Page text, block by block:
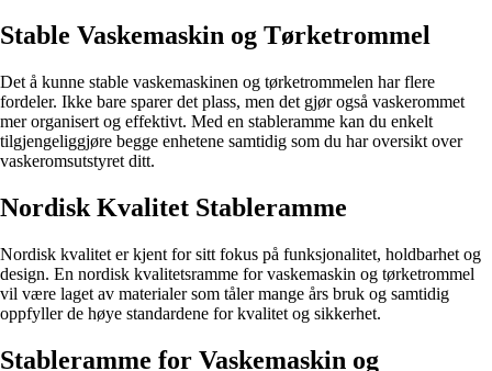
Stable Vaskemaskin og Tørketrommel
Det å kunne stable vaskemaskinen og tørketrommelen har flere
fordeler. Ikke bare sparer det plass, men det gjør også vaskerommet
mer organisert og effektivt. Med en stableramme kan du enkelt
tilgjengeliggjøre begge enhetene samtidig som du har oversikt over
vaskeromsutstyret ditt.
Nordisk Kvalitet Stableramme
Nordisk kvalitet er kjent for sitt fokus på funksjonalitet, holdbarhet og
design. En nordisk kvalitetsramme for vaskemaskin og tørketrommel
vil være laget av materialer som tåler mange års bruk og samtidig
oppfyller de høye standardene for kvalitet og sikkerhet.
Stableramme for Vaskemaskin og